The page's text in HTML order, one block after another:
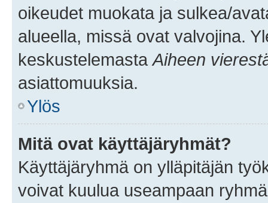
oikeudet muokata ja sulkea/
alueella, missä ovat valvojina.
keskustelemasta Aiheen
asiattomuuksia.
Ylös
Mitä ovat käyttäjäryhmät?
Käyttäjäryhmä on ylläpitäjän
voivat kuulua useampaan